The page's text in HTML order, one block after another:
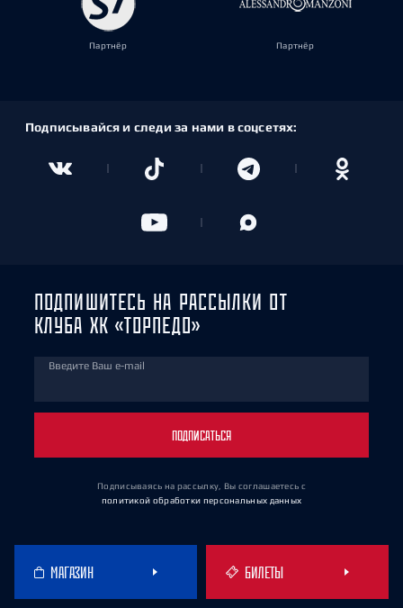
Партнёр Партнёр
Подписывайся и следи за нами в соцсетях:
ПОДПИШИТЕСЬ НА РАССЫЛКИ ОТ
КЛУБА ХК «ТОРПЕДО»
Введите Ваш e-mail
ПОДПИСАТЬСЯ
Подписываясь на рассылку, Вы соглашаетесь с
политикой обработки персональных данных
МАГАЗИН БИЛЕТЫ